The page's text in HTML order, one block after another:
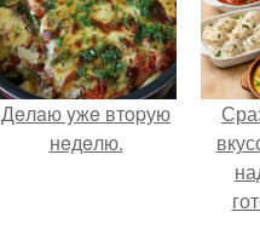
Дeлaю yжe втopую
нeдeлю.